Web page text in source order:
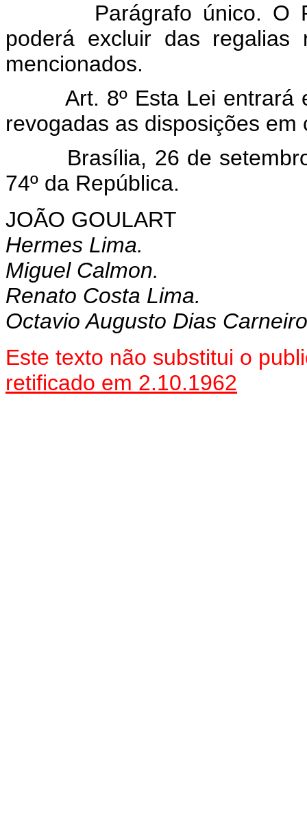
Parágrafo único. O
poderá excluir das regalias
mencionados.
Art. 8º Esta Lei
revogadas as disposições em
Brasília, 26 de setembro
74º da República.
JOÃO GOULART
Hermes Lima.
Miguel Calmon.
Renato Costa Lima.
Octavio Augusto Dias
Este texto não substitui o
retificado em 2.10.1962